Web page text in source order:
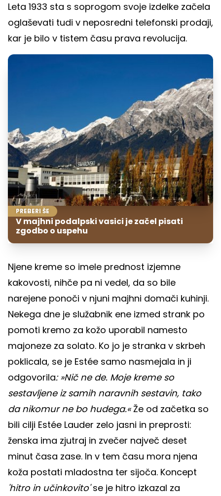
Leta 1933 sta s soprogom svoje izdelke začela
oglaševati tudi v neposredni telefonski prodaji,
kar je bilo v tistem času prava revolucija.
PREBERI ŠE
V majhni podalpski vasici je začel pisati
zgodbo o uspehu
Njene kreme so imele prednost izjemne
kakovosti, nihče pa ni vedel, da so bile
narejene ponoči v njuni majhni domači kuhinji.
Nekega dne je služabnik ene izmed strank po
pomoti kremo za kožo uporabil namesto
majoneze za solato. Ko jo je stranka v skrbeh
poklicala, se je Estée samo nasmejala in ji
odgovorila: »Nič ne de. Moje kreme so
sestavljene iz samih naravnih sestavin, tako
da nikomur ne bo hudega.«Že od začetka so
bili cilji Estée Lauder zelo jasni in preprosti:
ženska ima zjutraj in zvečer največ deset
minut časa zase. In v tem času mora njena
koža postati mladostna ter sijoča. Koncept
'hitro in učinkovito'se je hitro izkazal za